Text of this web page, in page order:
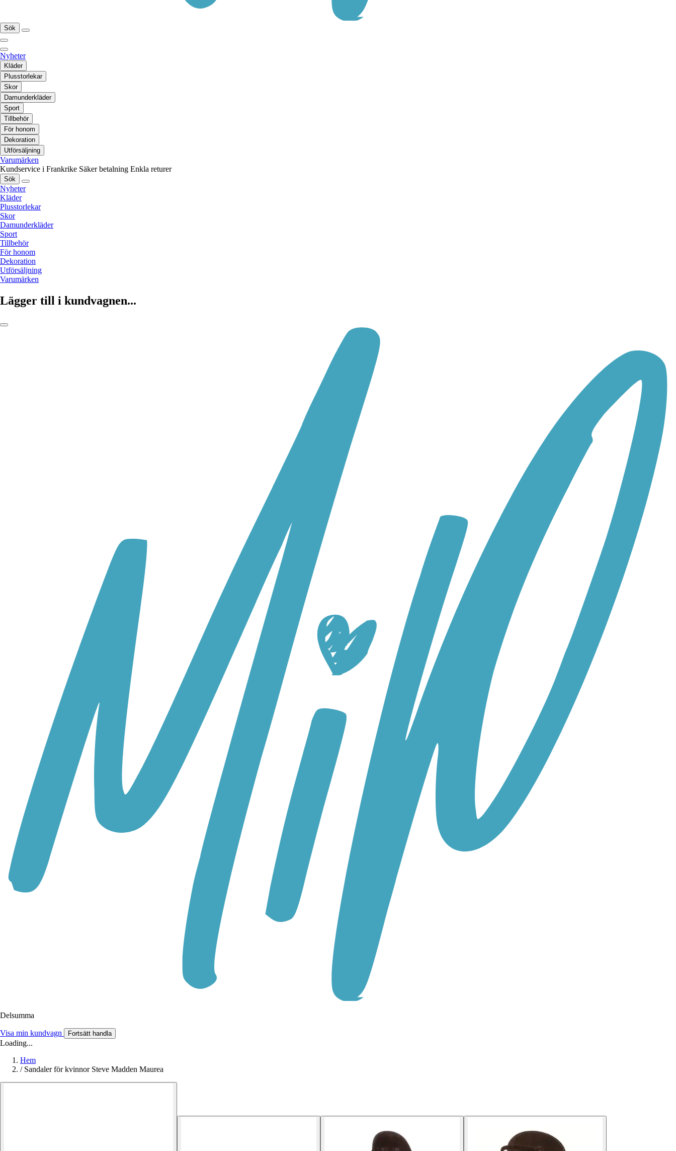
Sök
Nyheter
Kläder
Plusstorlekar
Skor
Damunderkläder
Sport
Tillbehör
För honom
Dekoration
Utförsäljning
Varumärken
Kundservice i Frankrike Säker betalning Enkla returer
Sök
Nyheter
Kläder
Plusstorlekar
Skor
Damunderkläder
Sport
Tillbehör
För honom
Dekoration
Utförsäljning
Varumärken
Lägger till i kundvagnen...
Delsumma
Visa min kundvagn Fortsätt handla
Loading...
Hem
/ Sandaler för kvinnor Steve Madden Maurea